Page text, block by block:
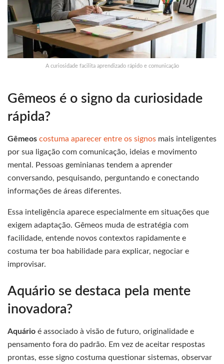
A curiosidade facilita aprendizado rápido e comunicação
Gêmeos é o signo da curiosidade
rápida?
Gêmeos costuma aparecer entre os signos mais inteligentes
por sua ligação com comunicação, ideias e movimento
mental. Pessoas geminianas tendem a aprender
conversando, pesquisando, perguntando e conectando
informações de áreas diferentes.
Essa inteligência aparece especialmente em situações que
exigem adaptação. Gêmeos muda de estratégia com
facilidade, entende novos contextos rapidamente e
costuma ter boa habilidade para explicar, negociar e
improvisar.
Aquário se destaca pela mente
inovadora?
Aquário é associado à visão de futuro, originalidade e
pensamento fora do padrão. Em vez de aceitar respostas
prontas, esse signo costuma questionar sistemas, observar